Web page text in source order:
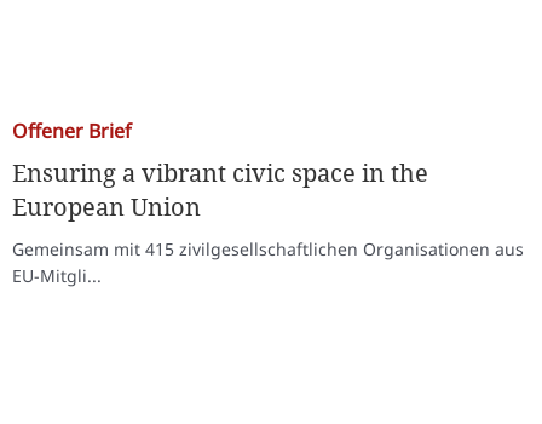
Offener Brief
Ensuring a vibrant civic space in the
European Union
Gemeinsam mit 415 zivilgesellschaftlichen Organisationen aus
EU-Mitgli...